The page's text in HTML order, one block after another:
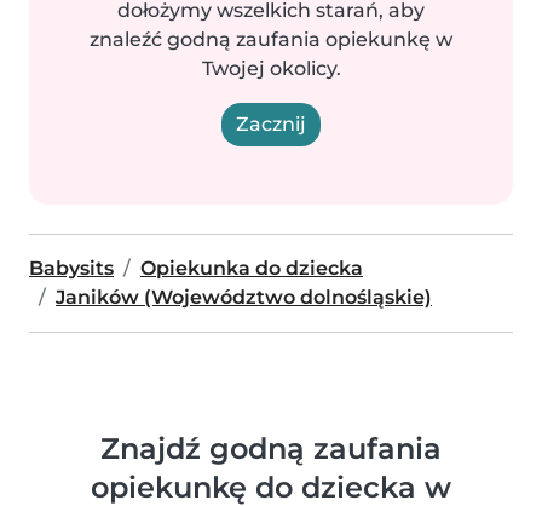
dołożymy wszelkich starań, aby
znaleźć godną zaufania opiekunkę w
Twojej okolicy.
Zacznij
Babysits
Opiekunka do dziecka
Janików (Województwo dolnośląskie)
Znajdź godną zaufania
opiekunkę do dziecka w